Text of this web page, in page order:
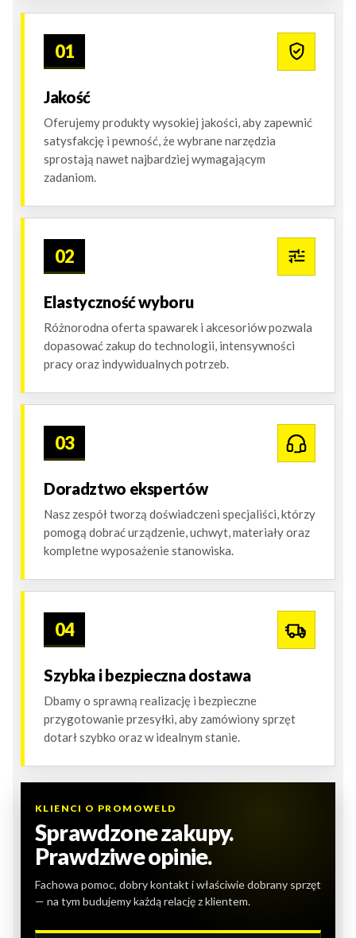
01
Jakość
Oferujemy produkty wysokiej jakości, aby zapewnić
satysfakcję i pewność, że wybrane narzędzia
sprostają nawet najbardziej wymagającym
zadaniom.
02
Elastyczność wyboru
Różnorodna oferta spawarek i akcesoriów pozwala
dopasować zakup do technologii, intensywności
pracy oraz indywidualnych potrzeb.
03
Doradztwo ekspertów
Nasz zespół tworzą doświadczeni specjaliści, którzy
pomogą dobrać urządzenie, uchwyt, materiały oraz
kompletne wyposażenie stanowiska.
04
Szybka i bezpieczna dostawa
Dbamy o sprawną realizację i bezpieczne
przygotowanie przesyłki, aby zamówiony sprzęt
dotarł szybko oraz w idealnym stanie.
KLIENCI O PROMOWELD
Sprawdzone zakupy.
Prawdziwe opinie.
Fachowa pomoc, dobry kontakt i właściwie dobrany sprzęt
— na tym budujemy każdą relację z klientem.